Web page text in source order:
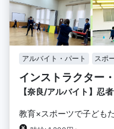
アルバイト・パート スポ
インストラクター
【奈良/アルバイト】忍
教育×スポーツで子ども